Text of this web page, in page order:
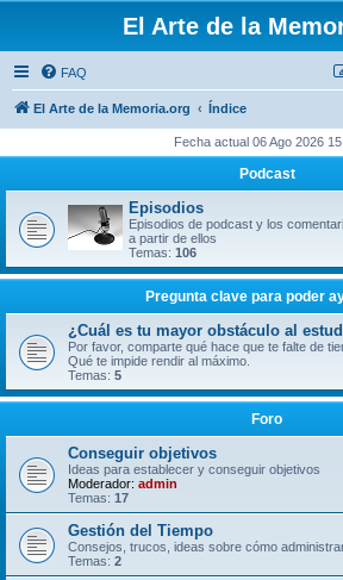
El Arte de la
FAQ
El Arte de la Memoria.org Índice
Fecha actual 06 Ago 2026
Podcast
Episodios
Episodios de podcast y los
a partir de ellos
Temas: 106
Pregunta clave para poder
¿Cuál es tu mayor obstáculo al
Por favor, comparte qué hace que te falte de
Qué te impide rendir al máximo.
Temas: 5
Foro
Conseguir objetivos
Ideas para establecer y conseguir objetivos
Moderador: admin
Temas: 17
Gestión del Tiempo
Consejos, trucos, ideas sobre cómo
Temas: 2